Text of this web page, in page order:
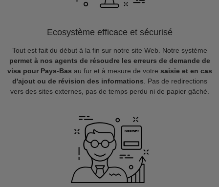
Ecosystème efficace et sécurisé
Tout est fait du début à la fin sur notre site Web. Notre système
permet à nos agents de résoudre les erreurs de demande de
visa pour Pays-Bas au fur et à mesure de votre saisie et en cas
d'ajout ou de révision des informations . Pas de redirections
vers des sites externes, pas de temps perdu ni de papier gâché.